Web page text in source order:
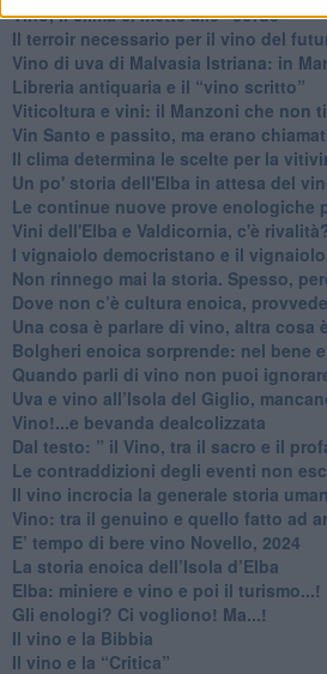
Vino, il clima ci mette alle “corde”
Il terroir necessario per il vino del
​Vino di uva di Malvasia Istriana: in
​Libreria antiquaria e il “vino scritto”
​Viticoltura e vini: il Manzoni che non
​Vin Santo e passito, ma erano
Il clima determina le scelte per la
Un po' storia dell'Elba in attesa del
Le continue nuove prove enologiche
Vini dell'Elba e Valdicornia, c'è
​I vignaiolo democristano e il
​Non rinnego mai la storia. Spesso,
​Dove non c’è cultura enoica,
​Una cosa è parlare di vino, altra cosa
Bolgheri enoica sorprende: nel bene
​Quando parli di vino non puoi
Uva e vino all’Isola del Giglio,
​Vino!...e bevanda dealcolizzata
​Dal testo: ” il Vino, tra il sacro e il
Le contraddizioni degli eventi non
​Il vino incrocia la generale storia
Vino: tra il genuino e quello fatto ad
E’ tempo di bere vino Novello, 2024
La storia enoica dell’Isola d’Elba
Elba: miniere e vino e poi il turismo...!
​Gli enologi? Ci vogliono! Ma...!
​Il vino e la Bibbia
​Il vino e la “Critica”